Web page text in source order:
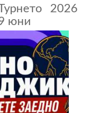
2026
юни